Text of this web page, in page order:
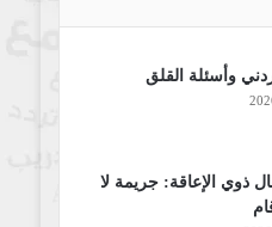
وأسئلة القلق
ذوي الإعاقة: جريمة لا